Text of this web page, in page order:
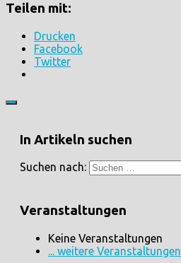
Teilen mit:
Drucken
Facebook
Twitter
In Artikeln suchen
Suchen nach:
Veranstaltungen
Keine Veranstaltungen
... weitere Veranstaltungen